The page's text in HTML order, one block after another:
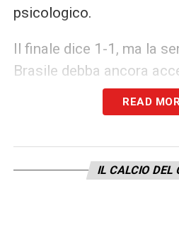
psicologico.
Il finale dice 1-1, ma la
Brasile debba ancora
mentre il Marocco ha già
messaggio forte al
LA PLAYLIST DELLE
READ
IL CALCIO DEL